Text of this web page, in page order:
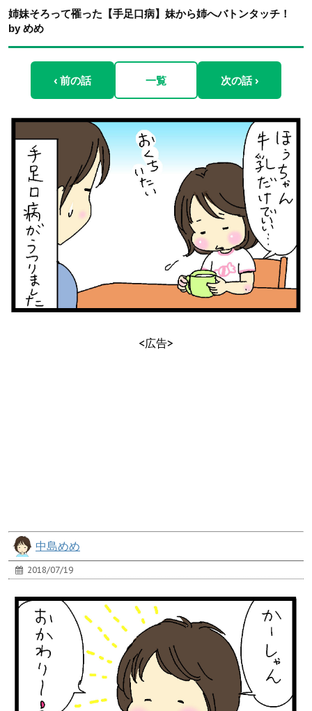
姉妹そろって罹った【手足口病】妹から姉へバトンタッチ！
by めめ
‹ 前の話 一覧 次の話 ›
<広告>
中島めめ
2018/07/19